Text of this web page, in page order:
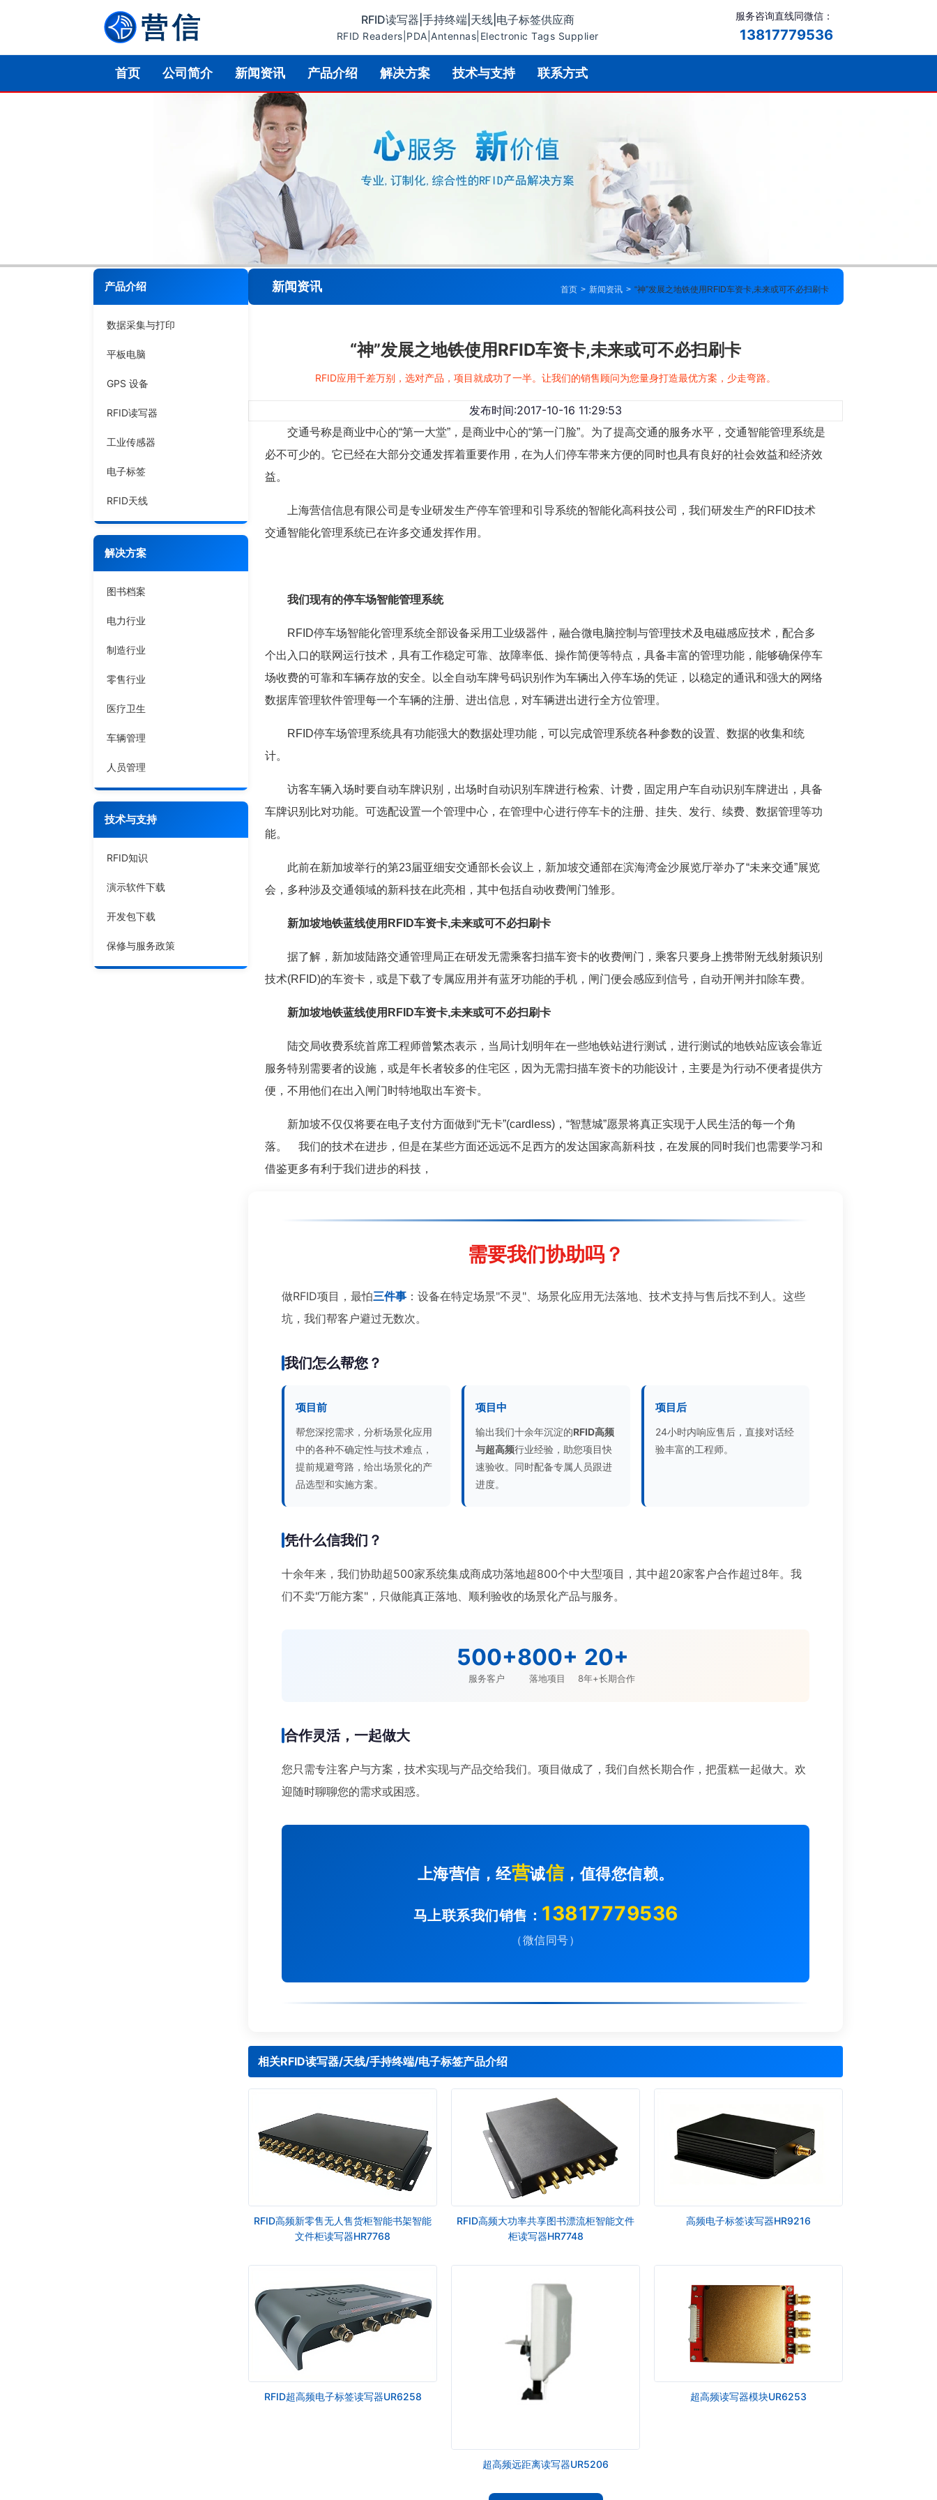
RFID读写器|手持终端|天线|电子标签供应商
RFID Readers|PDA|Antennas|Electronic Tags Supplier
服务咨询直线同微信：
13817779536
首页 公司简介 新闻资讯 产品介绍 解决方案 技术与支持 联系方式
产品介绍
数据采集与打印
平板电脑
GPS 设备
RFID读写器
工业传感器
电子标签
RFID天线
解决方案
图书档案
电力行业
制造行业
零售行业
医疗卫生
车辆管理
人员管理
技术与支持
RFID知识
演示软件下载
开发包下载
保修与服务政策
新闻资讯 首页 > 新闻资讯 > “神”发展之地铁使用RFID车资卡,未来或可不必扫刷卡
“神”发展之地铁使用RFID车资卡,未来或可不必扫刷卡
RFID应用千差万别，选对产品，项目就成功了一半。让我们的销售顾问为您量身打造最优方案，少走弯路。
发布时间:2017-10-16 11:29:53
交通号称是商业中心的“第一大堂”，是商业中心的“第一门脸”。为了提高交通的服务水平，交通智能管理系统是
必不可少的。它已经在大部分交通发挥着重要作用，在为人们停车带来方便的同时也具有良好的社会效益和经济效
益。
上海营信信息有限公司是专业研发生产停车管理和引导系统的智能化高科技公司，我们研发生产的RFID技术
交通智能化管理系统已在许多交通发挥作用。
我们现有的停车场智能管理系统
RFID停车场智能化管理系统全部设备采用工业级器件，融合微电脑控制与管理技术及电磁感应技术，配合多
个出入口的联网运行技术，具有工作稳定可靠、故障率低、操作简便等特点，具备丰富的管理功能，能够确保停车
场收费的可靠和车辆存放的安全。以全自动车牌号码识别作为车辆出入停车场的凭证，以稳定的通讯和强大的网络
数据库管理软件管理每一个车辆的注册、进出信息，对车辆进出进行全方位管理。
RFID停车场管理系统具有功能强大的数据处理功能，可以完成管理系统各种参数的设置、数据的收集和统
计。
访客车辆入场时要自动车牌识别，出场时自动识别车牌进行检索、计费，固定用户车自动识别车牌进出，具备
车牌识别比对功能。可选配设置一个管理中心，在管理中心进行停车卡的注册、挂失、发行、续费、数据管理等功
能。
此前在新加坡举行的第23届亚细安交通部长会议上，新加坡交通部在滨海湾金沙展览厅举办了“未来交通”展览
会，多种涉及交通领域的新科技在此亮相，其中包括自动收费闸门雏形。
新加坡地铁蓝线使用RFID车资卡,未来或可不必扫刷卡
据了解，新加坡陆路交通管理局正在研发无需乘客扫描车资卡的收费闸门，乘客只要身上携带附无线射频识别
技术(RFID)的车资卡，或是下载了专属应用并有蓝牙功能的手机，闸门便会感应到信号，自动开闸并扣除车费。
新加坡地铁蓝线使用RFID车资卡,未来或可不必扫刷卡
陆交局收费系统首席工程师曾繁杰表示，当局计划明年在一些地铁站进行测试，进行测试的地铁站应该会靠近
服务特别需要者的设施，或是年长者较多的住宅区，因为无需扫描车资卡的功能设计，主要是为行动不便者提供方
便，不用他们在出入闸门时特地取出车资卡。
新加坡不仅仅将要在电子支付方面做到“无卡”(cardless)，“智慧城”愿景将真正实现于人民生活的每一个角
落。 我们的技术在进步，但是在某些方面还远远不足西方的发达国家高新科技，在发展的同时我们也需要学习和
借鉴更多有利于我们进步的科技，
需要我们协助吗？
做RFID项目，最怕三件事 ：设备在特定场景"不灵"、场景化应用无法落地、技术支持与售后找不到人。这些
坑，我们帮客户避过无数次。
我们怎么帮您？
项目前
帮您深挖需求，分析场景化应用
中的各种不确定性与技术难点，
提前规避弯路，给出场景化的产
品选型和实施方案。
项目中
输出我们十余年沉淀的RFID高频
与超高频行业经验，助您项目快
速验收。同时配备专属人员跟进
进度。
项目后
24小时内响应售后，直接对话经
验丰富的工程师。
凭什么信我们？
十余年来，我们协助超500家系统集成商成功落地超800个中大型项目，其中超20家客户合作超过8年。我
们不卖"万能方案"，只做能真正落地、顺利验收的场景化产品与服务。
500+
服务客户
800+
落地项目
20+
8年+长期合作
合作灵活，一起做大
您只需专注客户与方案，技术实现与产品交给我们。项目做成了，我们自然长期合作，把蛋糕一起做大。欢
迎随时聊聊您的需求或困惑。
上海营信，经营诚信，值得您信赖。
马上联系我们销售： 13817779536
（微信同号）
相关RFID读写器/天线/手持终端/电子标签产品介绍
RFID高频新零售无人售货柜智能书架智能
文件柜读写器HR7768
RFID高频大功率共享图书漂流柜智能文件
柜读写器HR7748
高频电子标签读写器HR9216
RFID超高频电子标签读写器UR6258
超高频远距离读写器UR5206
超高频读写器模块UR6253